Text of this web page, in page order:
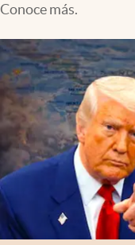
Conoce más.